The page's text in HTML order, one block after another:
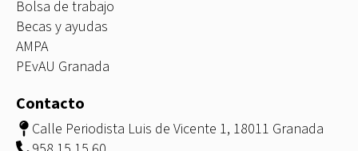
Bolsa de trabajo
Becas y ayudas
AMPA
PEvAU Granada
Contacto
Calle Periodista Luis de Vicente 1, 18011 Granada